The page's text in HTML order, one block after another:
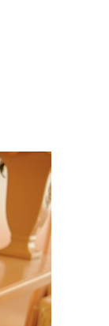
リック
円